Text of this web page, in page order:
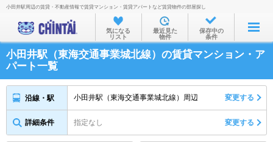
お部屋を探す
沿線・駅から
住所から
家賃相場から
小田井駅周辺の賃貸・不動産情報で賃貸マンション・賃貸アパートなど賃貸物件の部屋探し
気になる
リスト
最近見た
物件
保存中の
条件
小田井駅（東海交通事業城北線）の賃貸マンション・ア
パート一覧
沿線・駅 小田井駅（東海交通事業城北線）周辺 変更する
詳細条件 指定なし 変更する